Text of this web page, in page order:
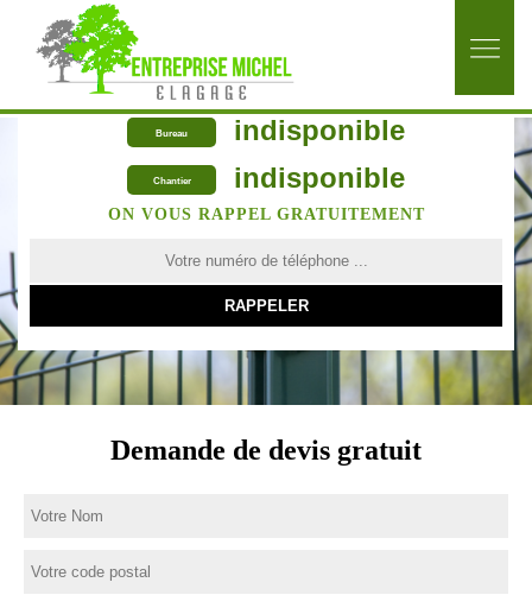
Bureau indisponible
Chantier indisponible
ON VOUS RAPPEL GRATUITEMENT
Demande de devis gratuit